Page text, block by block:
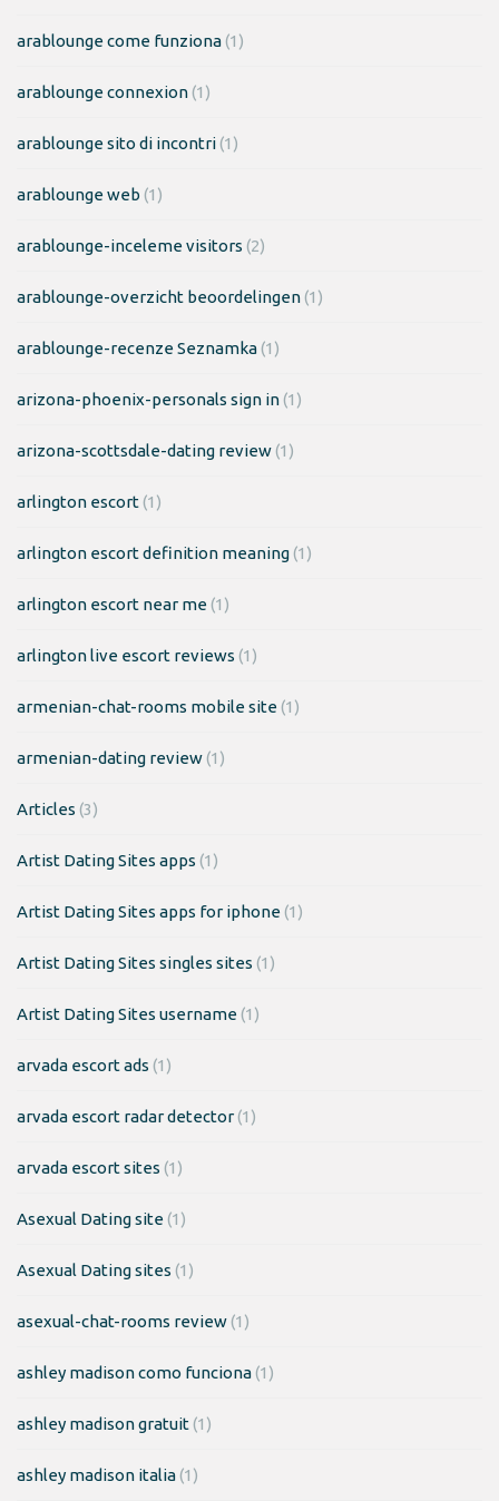
arablounge come funziona(1)
arablounge connexion(1)
arablounge sito di incontri(1)
arablounge web (1)
arablounge-inceleme visitors (2)
arablounge-overzicht beoordelingen(1)
arablounge-recenze Seznamka(1)
arizona-phoenix-personals sign in(1)
arizona-scottsdale-dating review(1)
arlington escort(1)
arlington escort definition meaning(1)
arlington escort near me(1)
arlington live escort reviews (1)
armenian-chat-rooms mobile site(1)
armenian-dating review(1)
Articles (3)
Artist Dating Sites apps (1)
Artist Dating Sites apps for iphone(1)
Artist Dating Sites singles sites (1)
Artist Dating Sites username(1)
arvada escort ads (1)
arvada escort radar detector(1)
arvada escort sites (1)
Asexual Dating site(1)
Asexual Dating sites (1)
asexual-chat-rooms review(1)
ashley madison como funciona(1)
ashley madison gratuit(1)
ashley madison italia(1)